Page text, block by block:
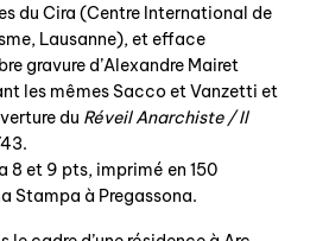
du Cira (Centre International de
Lausanne), et efface
gravure d’Alexandre Mairet
les mêmes Sacco et Vanzetti et
du Réveil Anarchiste / Il
8 et 9 pts, imprimé en 150
Stampa à Pregassona.